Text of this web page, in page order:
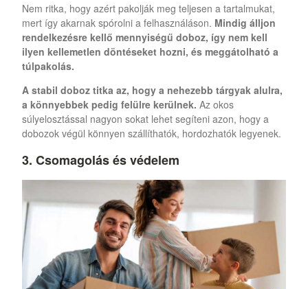
Nem ritka, hogy azért pakolják meg teljesen a tartalmukat,
mert így akarnak spórolni a felhasználáson. Mindig álljon
rendelkezésre kellő mennyiségű doboz, így nem kell
ilyen kellemetlen döntéseket hozni, és meggátolható a
túlpakolás.
A stabil doboz titka az, hogy a nehezebb tárgyak alulra,
a könnyebbek pedig felülre kerülnek. Az okos
súlyelosztással nagyon sokat lehet segíteni azon, hogy a
dobozok végül könnyen szállíthatók, hordozhatók legyenek.
3. Csomagolás és védelem